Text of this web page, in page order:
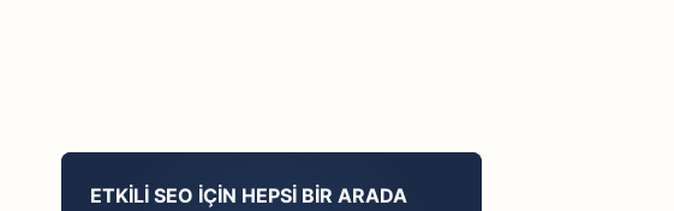
ETKILI SEO IÇIN HEPSI BIR ARADA